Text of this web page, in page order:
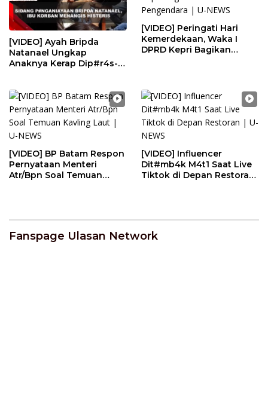
[VIDEO] Ayah Bripda
Natanael Ungkap
Anaknya Kerap Dip#r4s-
[VIDEO] Peringati Hari
Kemerdekaan, Waka I
DPRD Kepri Bagikan
[VIDEO] BP Batam Respon
Pernyataan Menteri
Atr/Bpn Soal Temuan
[VIDEO] Influencer
Dit#mb4k M4t1 Saat Live
Tiktok di Depan Restoran
Fanspage Ulasan Network